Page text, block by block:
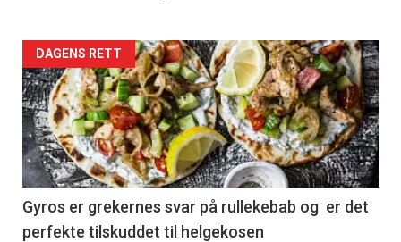
Forsiden
akkurat
nå
-
6
DAGENS RETT
Gyros er grekernes svar på rullekebab og er det
perfekte tilskuddet til helgekosen